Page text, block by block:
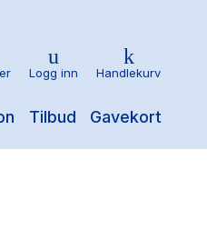
Tilbud Gavekort
Logg inn Handlekurv